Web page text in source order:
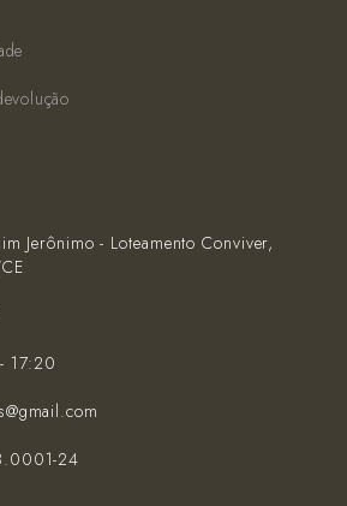
Jerônimo - Loteamento Conviver,
17:20
24